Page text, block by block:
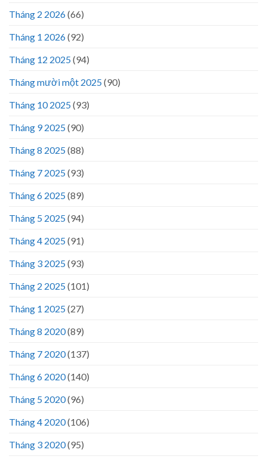
Tháng 2 2026(66)
Tháng 1 2026(92)
Tháng 12 2025(94)
Tháng mười một 2025(90)
Tháng 10 2025(93)
Tháng 9 2025(90)
Tháng 8 2025(88)
Tháng 7 2025(93)
Tháng 6 2025(89)
Tháng 5 2025(94)
Tháng 4 2025(91)
Tháng 3 2025(93)
Tháng 2 2025(101)
Tháng 1 2025(27)
Tháng 8 2020(89)
Tháng 7 2020(137)
Tháng 6 2020(140)
Tháng 5 2020(96)
Tháng 4 2020(106)
Tháng 3 2020(95)